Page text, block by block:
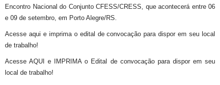
Encontro Nacional do Conjunto CFESS/CRESS, que acontecerá entre 06
e 09 de setembro, em Porto Alegre/RS.
Acesse aqui e imprima o edital de convocação para dispor em seu local
de trabalho!
Acesse AQUI e IMPRIMA o Edital de convocação para dispor em seu
local de trabalho!